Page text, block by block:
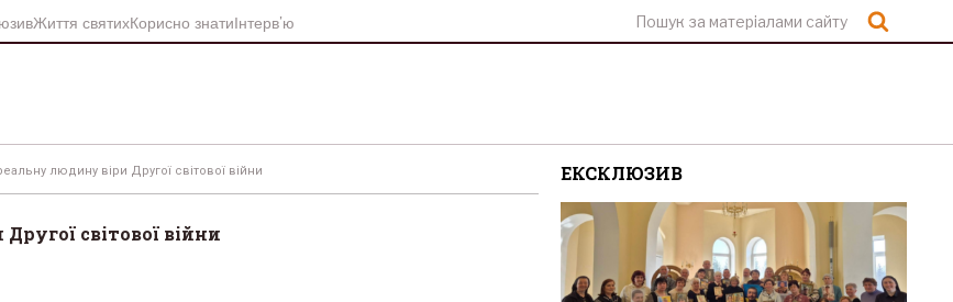
Життя святихКорисно знатиІнтерв’ю
людину віри Другої світової війни
світової війни
ЕКСКЛЮЗИВ